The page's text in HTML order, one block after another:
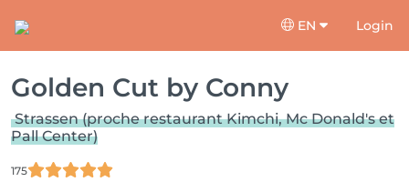
EN Login
Golden Cut by Conny
Strassen (proche restaurant Kimchi, Mc Donald's et
Pall Center)
175